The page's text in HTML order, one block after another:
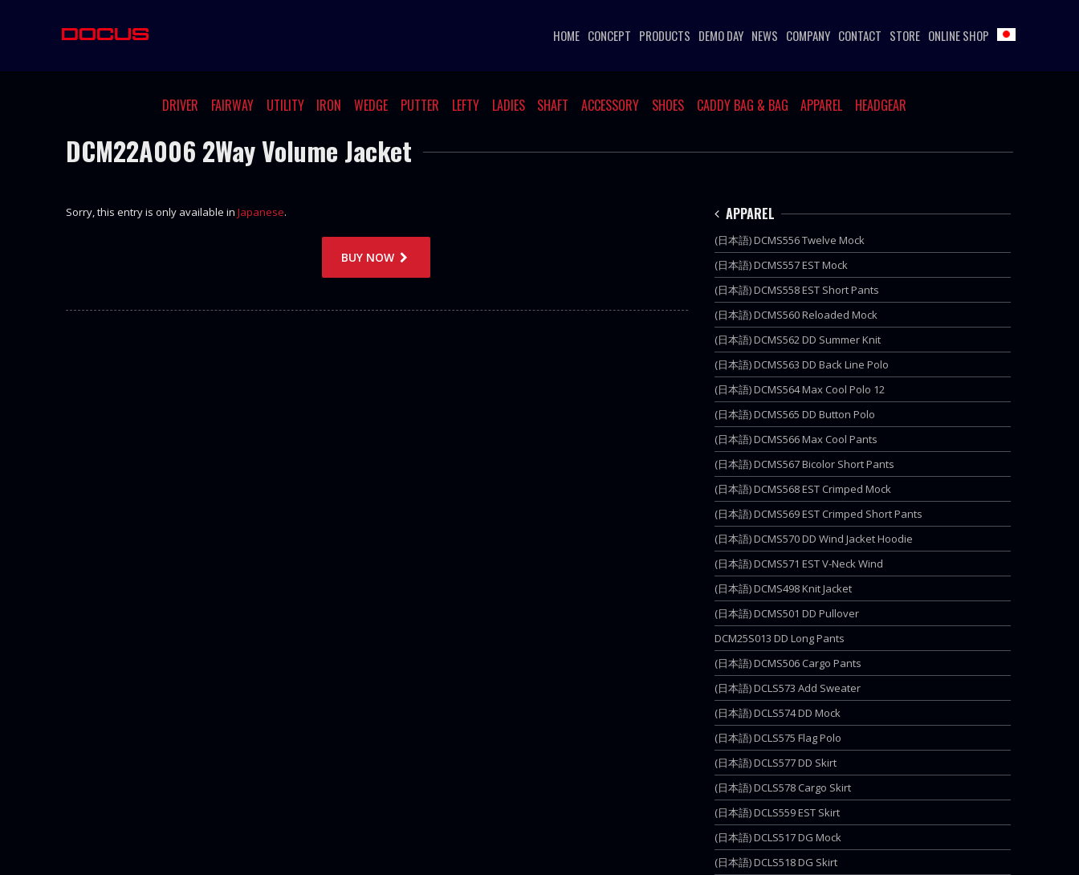
HOME CONCEPT PRODUCTS DEMO DAY NEWS COMPANY CONTACT STORE ONLINE SHOP
DRIVER FAIRWAY UTILITY IRON WEDGE PUTTER LEFTY LADIES SHAFT ACCESSORY SHOES CADDY BAG & BAG APPAREL HEADGEAR
DCM22A006 2Way Volume Jacket
Sorry, this entry is only available in Japanese.
BUY NOW
APPAREL
(日本語) DCMS556 Twelve Mock
(日本語) DCMS557 EST Mock
(日本語) DCMS558 EST Short Pants
(日本語) DCMS560 Reloaded Mock
(日本語) DCMS562 DD Summer Knit
(日本語) DCMS563 DD Back Line Polo
(日本語) DCMS564 Max Cool Polo 12
(日本語) DCMS565 DD Button Polo
(日本語) DCMS566 Max Cool Pants
(日本語) DCMS567 Bicolor Short Pants
(日本語) DCMS568 EST Crimped Mock
(日本語) DCMS569 EST Crimped Short Pants
(日本語) DCMS570 DD Wind Jacket Hoodie
(日本語) DCMS571 EST V-Neck Wind
(日本語) DCMS498 Knit Jacket
(日本語) DCMS501 DD Pullover
DCM25S013 DD Long Pants
(日本語) DCMS506 Cargo Pants
(日本語) DCLS573 Add Sweater
(日本語) DCLS574 DD Mock
(日本語) DCLS575 Flag Polo
(日本語) DCLS577 DD Skirt
(日本語) DCLS578 Cargo Skirt
(日本語) DCLS559 EST Skirt
(日本語) DCLS517 DG Mock
(日本語) DCLS518 DG Skirt